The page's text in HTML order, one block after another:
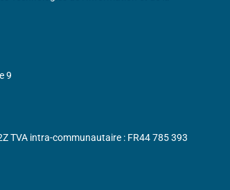
9
TVA intra-communautaire : FR44 785 393